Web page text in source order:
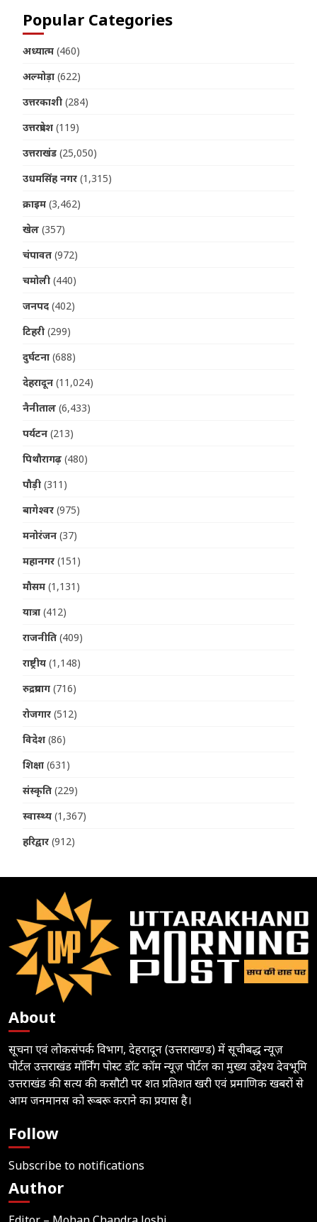
Popular Categories
अध्यात्म (460)
अल्मोड़ा (622)
उत्तरकाशी (284)
उत्तरप्रदेश (119)
उत्तराखंड (25,050)
उधमसिंह नगर (1,315)
क्राइम (3,462)
खेल (357)
चंपावत (972)
चमोली (440)
जनपद (402)
टिहरी (299)
दुर्घटना (688)
देहरादून (11,024)
नैनीताल (6,433)
पर्यटन (213)
पिथौरागढ़ (480)
पौड़ी (311)
बागेश्वर (975)
मनोरंजन (37)
महानगर (151)
मौसम (1,131)
यात्रा (412)
राजनीति (409)
राष्ट्रीय (1,148)
रुद्रप्रयाग (716)
रोजगार (512)
विदेश (86)
शिक्षा (631)
संस्कृति (229)
स्वास्थ्य (1,367)
हरिद्वार (912)
About
सूचना एवं लोकसंपर्क विभाग, देहरादून (उत्तराखण्ड) में सूचीबद्ध न्यूज़
पोर्टल उत्तराखंड मॉर्निंग पोस्ट डॉट कॉम न्यूज़ पोर्टल का मुख्य उद्देश्य देवभूमि
उत्तराखंड की सत्य की कसौटी पर शत प्रतिशत खरी एवं प्रमाणिक खबरों से
आम जनमानस को रूबरू कराने का प्रयास है।
Follow
Subscribe to notifications
Author